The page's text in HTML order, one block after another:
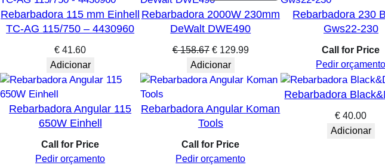
Rebarbadora 115 mm Einhell
TC-AG 115/750 – 4430960
€ 41.60
Adicionar
EM
PROMOÇÃO
Rebarbadora 2000W 230mm
DeWalt DWE490
€158.67 O
preço
original
€ 158.67.
€129.99O
atual
€ 129.99.
Adicionar
Rebarbadora 230
Gws22-230
Call for Price
Pedir orçamento
Rebarbadora Angular 115
650W Einhell
Call for Price
Pedir orçamento
Rebarbadora Angular Koman
Tools
Call for Price
Pedir orçamento
Rebarbadora
€ 40.00
Adicionar